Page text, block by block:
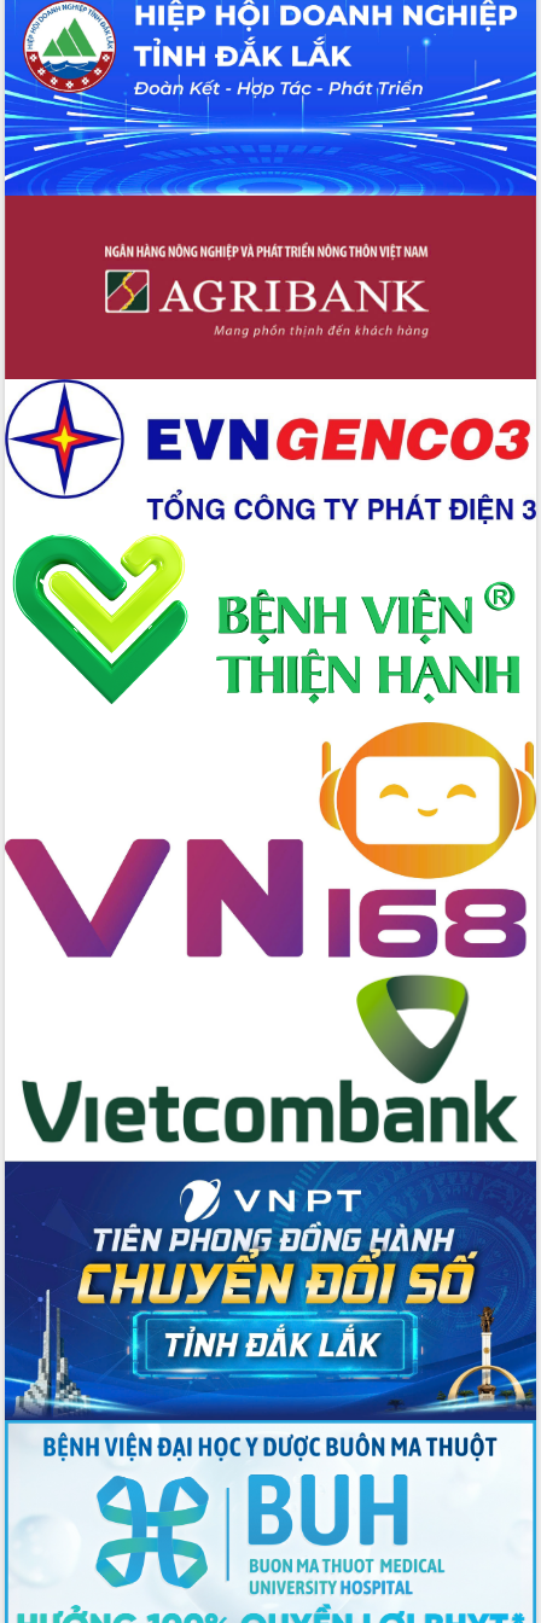
UBND tỉnh họp báo định kỳ tháng 4
năm 2026
Hội thảo khoa học “Giải pháp thúc đẩy
phát triển nền kinh tế xanh tại tỉnh
Đắk Lắk”
Tăng cường giám sát, đôn đốc thực
hiện nhiệm vụ quản lý tài sản công
công tác cải cách thủ tục hành chính
tại Trung tâm Phục vụ hành chính
Đắk Lắk: Tôn vinh 46 giải pháp tại Hội
Đắk Lắk rà soát, điều chỉnh Đề án 190
về phát triển nuôi trồng thủy sản
Phó Chủ tịch UBND tỉnh Đắk Lắk
Trương Công Thái kiểm tra thực địa
Dự án cao tốc Khánh Hòa - Buôn Ma
Định vị cà phê Việt Nam như một “di
sản sống” trong dòng chảy toàn cầu
Xây dựng nông thôn mới: Nâng cao đời
sống người dân từ những mô hình thiết
Quyết liệt tháo gỡ vướng mắc, đẩy
nhanh tiến độ các dự án trọng điểm
Đắk Lắk thời kỳ 2021-2030, tầm nhìn
đến năm 2050
Phát động chiến dịch 30 ngày đêm
giải phóng mặt bằng Tuyến đường bộ
ven biển
với Tập đoàn Bưu chính Viễn thông
Việt Nam
Đắk Lắk về phát triển nhân lực y tế
Du lịch Đắk Lắk nâng tầm trải nghiệm
du khách thông qua Hệ thống cơ sở dữ
liệu và Bản đồ số
Tập huấn ứng dụng trí tuệ nhân tạo (AI)
trong thương mại điện tử năm 2026
Đoàn đại biểu Quốc hội tỉnh Đắk Lắk
trao đổi thông tin trước Kỳ họp thứ
nhất, Quốc hội khóa XVI
Quyết liệt cải cách hành chính, khơi
thông nguồn lực phát triển
Nâng cao hiệu lực, hiệu quả HĐND
tỉnh thông qua hiện đại hóa hành chính
Xã Ea Phê gắn cải cách hành chính với
chuyển đổi số
Phó Chủ tịch Thường trực UBND tỉnh